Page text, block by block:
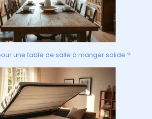
une table de salle à manger solide ?